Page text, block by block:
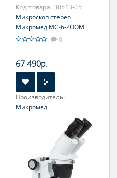
Код товара: 30513-05
Микроскоп стерео
Микромед МС-6-ZOOM
LED
0
67 490р.
Производитель:
Микромед
(панкратический)
Увеличение, крат:7-45;
3.5-180 * опция
Окуляр (ы):
SWF 10x/20 мм